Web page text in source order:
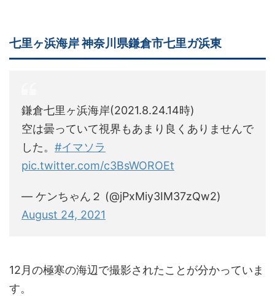
七里ヶ浜海岸 神奈川県鎌倉市七里ガ浜東
鎌倉七里ヶ浜海岸(2021.8.24.14時)
空は曇っていて視界もあまり良くありませんで
した。 #イマソラ
pic.twitter.com/c3BsWOROEt
— ケンちゃん２ (@jPxMiy3IM37zQw2)
August 24, 2021
12月の極寒の海辺で撮影されたことが分かっていま
す。